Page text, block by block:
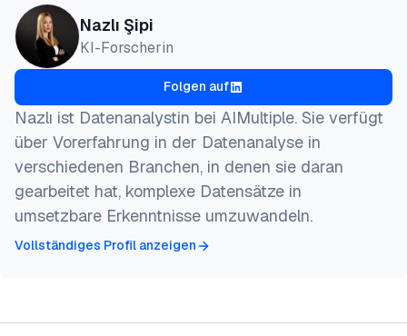
Nazlı Şipi
KI-Forscherin
Folgen auf
Nazlı ist Datenanalystin bei AIMultiple. Sie verfügt
über Vorerfahrung in der Datenanalyse in
verschiedenen Branchen, in denen sie daran
gearbeitet hat, komplexe Datensätze in
umsetzbare Erkenntnisse umzuwandeln.
Vollständiges Profil anzeigen